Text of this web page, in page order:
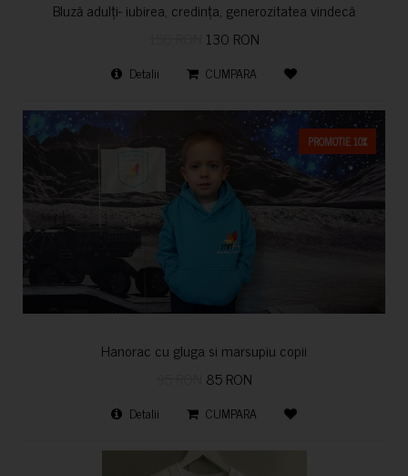
Bluză adulți- iubirea, credința, generozitatea vindecă
130 RON
Detalii CUMPARA
PROMOTIE 10%
Hanorac cu gluga si marsupiu copii
85 RON
Detalii CUMPARA